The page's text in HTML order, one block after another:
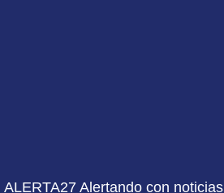
ALERTA27 Alertando con noticias